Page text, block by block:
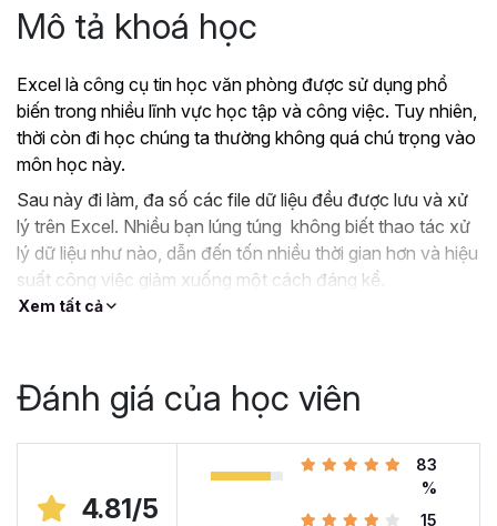
Mô tả khoá học
Excel là công cụ tin học văn phòng được sử dụng phổ
biến trong nhiều lĩnh vực học tập và công việc. Tuy nhiên,
thời còn đi học chúng ta thường không quá chú trọng vào
môn học này.
Sau này đi làm, đa số các file dữ liệu đều được lưu và xử
lý trên Excel. Nhiều bạn lúng túng không biết thao tác xử
lý dữ liệu như nào, dẫn đến tốn nhiều thời gian hơn và hiệu
suất công việc giảm xuống một cách đáng kể.
?Nếu như bạn:
Hoặc trước đây chỉ học lý thuyết nên không biết
Hoặc đã có kiến thức cơ bản về Excel và đang
muốn nâng cao kỹ năng của mình lên.
Xem tất cả
Đánh giá của học viên
4.81/5
83
%
15